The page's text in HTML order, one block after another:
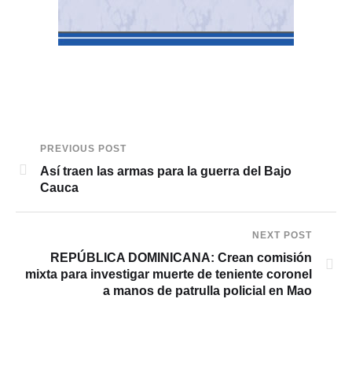
PREVIOUS POST
Así traen las armas para la guerra del Bajo
Cauca
NEXT POST
REPÚBLICA DOMINICANA: Crean comisión
mixta para investigar muerte de teniente coronel
a manos de patrulla policial en Mao